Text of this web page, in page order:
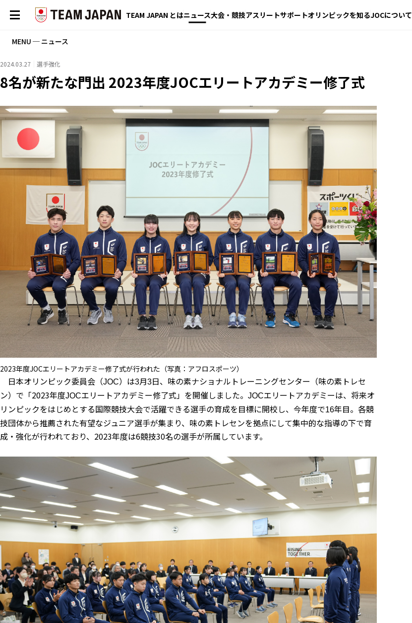
TEAM JAPAN とはニュース大会・競技アスリートサポートオリンピックを知るJOCについて
MENU ─ ニュース
2024.03.27 選手強化
8名が新たな門出 2023年度JOCエリートアカデミー修了式
2023年度JOCエリートアカデミー修了式が行われた（写真：アフロスポーツ）
日本オリンピック委員会（JOC）は3月3日、味の素ナショナルトレーニングセンター（味の素トレセ
ン）で「2023年度JOCエリートアカデミー修了式」を開催しました。 JOCエリートアカデミーは、将来オ
リンピックをはじめとする国際競技大会で活躍できる選手の育成を目標に開校し、今年度で16年目。各競
技団体から推薦された有望なジュニア選手が集まり、味の素トレセンを拠点にして集中的な指導の下で育
成・強化が行われており、2023年度は6競技30名の選手が所属しています。